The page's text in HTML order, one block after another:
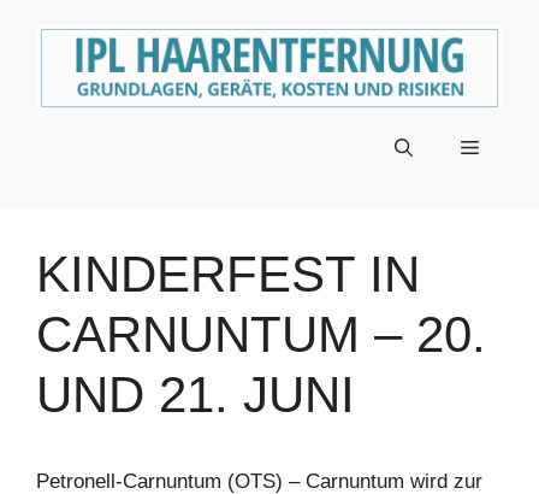
Menü
KINDERFEST IN
CARNUNTUM – 20.
UND 21. JUNI
Petronell-Carnuntum (OTS) – Carnuntum wird zur